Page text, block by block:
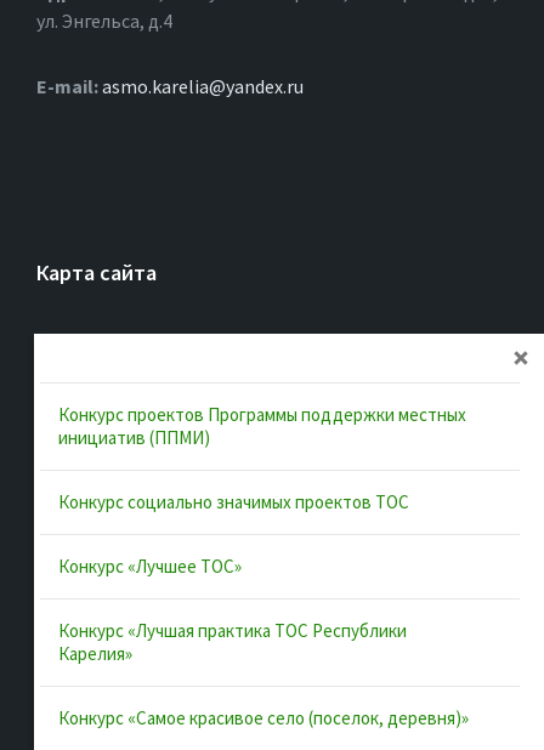
ул. Энгельса, д.4
Е-mail:asmo.karelia@yandex.ru
Документы
Муниципальные образования
Конкурсы и лучшие практики
Контакты
Полезные ссылки
Инициативы Карелии
Конкурс проектов Программы поддержки местных
инициатив (ППМИ)
Конкурс социально значимых проектов ТОС
Конкурс «Лучшее ТОС»
Конкурс «Лучшая практика ТОС Республики
Карелия»
Конкурс «Самое красивое село (поселок, деревня)»